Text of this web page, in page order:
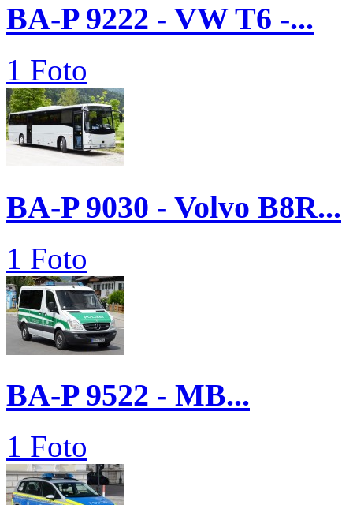
BA-P 9222 - VW T6 -...
1 Foto
BA-P 9030 - Volvo B8R...
1 Foto
BA-P 9522 - MB...
1 Foto